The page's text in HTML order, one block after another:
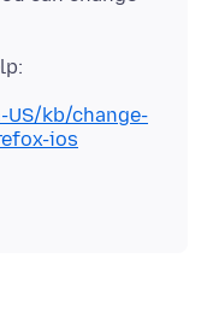
kb/change-
ios